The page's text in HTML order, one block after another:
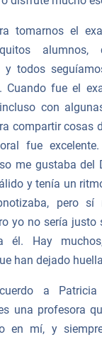
tomarnos el
alumnos,
y todos
Cuando fue el
con
compartir cosas
fue
me gustaba del
y tenía un
pero sí
yo no sería justo
él. Hay
han dejado
a Patricia
una profesora
en mí, y